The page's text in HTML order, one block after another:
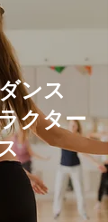
ンス
クター